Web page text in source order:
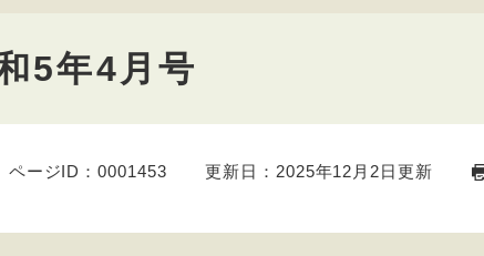
5年4月号
ページID：0001453 更新日：2025年12月2日更新